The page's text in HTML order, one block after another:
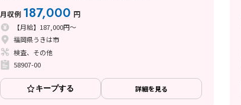
月収例 187,000 円
【月給】187,000円～
福岡県うきは市
検査、その他
58907-00
キープする 詳細を見る